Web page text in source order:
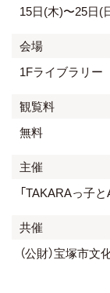
15日(木)〜25日
会場
1Fライブラリー
観覧料
無料
主催
「TAKARAっ子
共催
（公財）宝塚市文